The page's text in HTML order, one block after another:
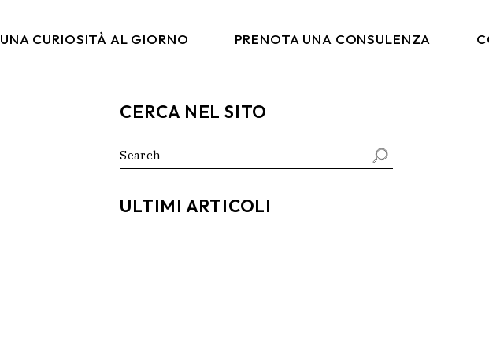
UNA CURIOSITÀ AL GIORNO PRENOTA UNA CONSULENZA
CERCA NEL SITO
Search
for:
ULTIMI ARTICOLI